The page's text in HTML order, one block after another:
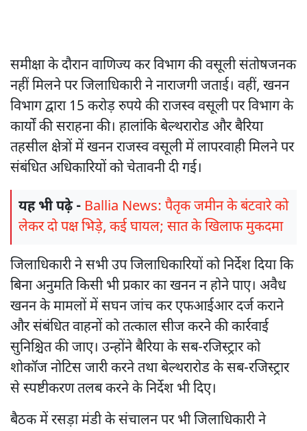
समीक्षा के दौरान वाणिज्य कर विभाग की वसूली संतोषजनक
नहीं मिलने पर जिलाधिकारी ने नाराजगी जताई। वहीं, खनन
विभाग द्वारा 15 करोड़ रुपये की राजस्व वसूली पर विभाग के
कार्यों की सराहना की। हालांकि बेल्थरारोड और बैरिया
तहसील क्षेत्रों में खनन राजस्व वसूली में लापरवाही मिलने पर
संबंधित अधिकारियों को चेतावनी दी गई।
यह भी पढ़े - Ballia News: पैतृक जमीन के बंटवारे को
लेकर दो पक्ष भिड़े, कई घायल; सात के खिलाफ मुकदमा
जिलाधिकारी ने सभी उप जिलाधिकारियों को निर्देश दिया कि
बिना अनुमति किसी भी प्रकार का खनन न होने पाए। अवैध
खनन के मामलों में सघन जांच कर एफआईआर दर्ज कराने
और संबंधित वाहनों को तत्काल सीज करने की कार्रवाई
सुनिश्चित की जाए। उन्होंने बैरिया के सब-रजिस्ट्रार को
शोकॉज नोटिस जारी करने तथा बेल्थरारोड के सब-रजिस्ट्रार
से स्पष्टीकरण तलब करने के निर्देश भी दिए।
बैठक में रसड़ा मंडी के संचालन पर भी जिलाधिकारी ने